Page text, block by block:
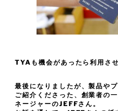
TYAも機会があったら利用さ
最後になりましたが、製品や
ご紹介くださった、創業者の
ネージャーのJEFFさん。